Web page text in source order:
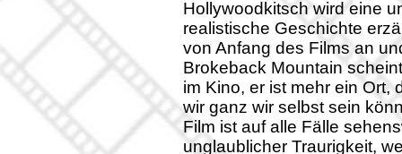
Hollywoodkitsch wird eine
realistische Geschichte
von Anfang des Films an
Brokeback Mountain
im Kino, er ist mehr ein Ort,
wir ganz wir selbst sein
Film ist auf alle Fälle
unglaublicher Traurigkeit,